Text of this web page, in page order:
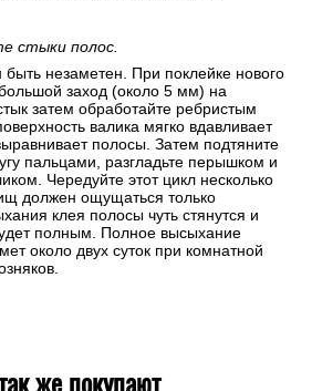
стыки полос.
незаметен. При поклейке нового
заход (около 5 мм) на
затем обработайте ребристым
валика мягко вдавливает
полосы. Затем подтяните
пальцами, разгладьте перышком и
Чередуйте этот цикл несколько
должен ощущаться только
клея полосы чуть стянутся и
полным. Полное высыхание
около двух суток при комнатной
же покупают